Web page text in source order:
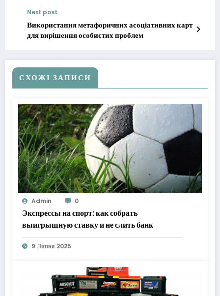
Next post
Використання метафоричних асоціативних карт
для вирішення особистих проблем
СХОЖІ ЗАПИСИ
Admin 0
Экспрессы на спорт: как собрать
выигрышную ставку и не слить банк
9 Липня 2025